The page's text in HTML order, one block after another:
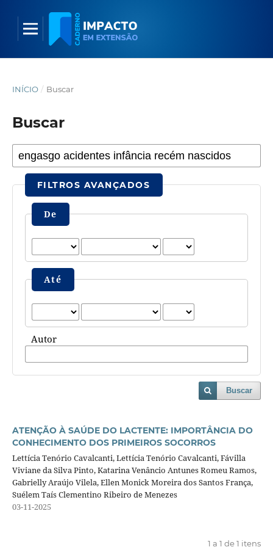
INÍCIO / Buscar
Buscar
FILTROS AVANÇADOS
De
Até
Autor
Buscar
ATENÇÃO À SAÚDE DO LACTENTE: IMPORTÂNCIA DO
CONHECIMENTO DOS PRIMEIROS SOCORROS
Lettícia Tenório Cavalcanti, Lettícia Tenório Cavalcanti, Fávilla
Viviane da Silva Pinto, Katarina Venâncio Antunes Romeu Ramos,
Gabrielly Araújo Vilela, Ellen Monick Moreira dos Santos França,
Suélem Taís Clementino Ribeiro de Menezes
03-11-2025
1 a 1 de 1 itens